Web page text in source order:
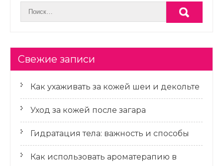
Свежие записи
Как ухаживать за кожей шеи и декольте
Уход за кожей после загара
Гидратация тела: важность и способы
Как использовать ароматерапию в